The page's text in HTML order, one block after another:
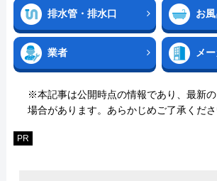
排水管・排水口 お
業者 メ
※本記事は公開時点の情報であり、最新
場合があります。あらかじめご了承くださ
PR